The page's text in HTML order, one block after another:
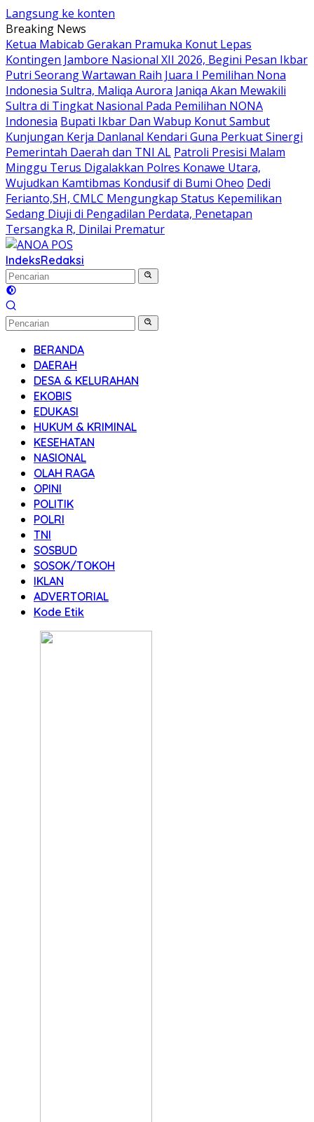
Langsung ke konten
Breaking News
Ketua Mabicab Gerakan Pramuka Konut Lepas
Kontingen Jambore Nasional XII 2026, Begini Pesan Ikbar
Putri Seorang Wartawan ‎Raih Juara I Pemilihan Nona
Indonesia Sultra, Maliqa Aurora Janiqa Akan Mewakili
Sultra di Tingkat Nasional Pada Pemilihan NONA
Indonesia Bupati Ikbar Dan Wabup Konut Sambut
Kunjungan Kerja Danlanal Kendari Guna Perkuat Sinergi
Pemerintah Daerah dan TNI AL Patroli Presisi Malam
Minggu Terus Digalakkan Polres Konawe Utara,
Wujudkan Kamtibmas Kondusif di Bumi Oheo Dedi
Ferianto,SH, CMLC Mengungkap Status Kepemilikan
Sedang Diuji di Pengadilan Perdata, Penetapan
Tersangka R, Dinilai Prematur
IndeksRedaksi
BERANDA
DAERAH
DESA & KELURAHAN
EKOBIS
EDUKASI
HUKUM & KRIMINAL
KESEHATAN
NASIONAL
OLAH RAGA
OPINI
POLITIK
POLRI
TNI
SOSBUD
SOSOK/TOKOH
IKLAN
ADVERTORIAL
Kode Etik